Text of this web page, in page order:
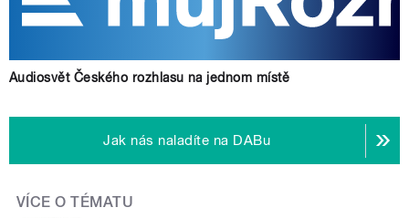
Audiosvět Českého rozhlasu na jednom místě
Jak nás naladíte na DABu
VÍCE O TÉMATU